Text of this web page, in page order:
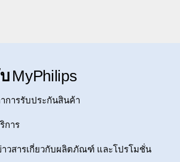
MyPhilips
าการรับประกันสินค้า
การ
าวสารเกี่ยวกับผลิตภัณฑ์ และโปรโมชั่น